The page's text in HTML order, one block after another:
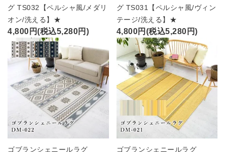
グ TS032【ペルシャ風/メダリ
オン/洗える】★
4,800円(税込5,280円)
グ TS031【ペルシャ風/ヴィン
テージ/洗える】★
4,800円(税込5,280円)
ゴブランシェニールラグ
ゴブランシェニールラグ